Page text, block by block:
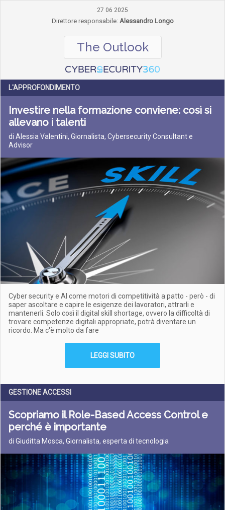
27 06 2025
Direttore responsabile: Alessandro Longo
The Outlook
L'APPROFONDIMENTO
Investire nella formazione conviene: così si
allevano i talenti
di Alessia Valentini, Giornalista, Cybersecurity Consultant e
Advisor
Cyber security e AI come motori di competitività a patto - però - di
saper ascoltare e capire le esigenze dei lavoratori, attrarli e
mantenerli. Solo così il digital skill shortage, ovvero la difficoltà di
trovare competenze digitali appropriate, potrà diventare un
ricordo. Ma c'è molto da fare
LEGGI SUBITO
GESTIONE ACCESSI
Scopriamo il Role-Based Access Control e
perché è importante
di Giuditta Mosca, Giornalista, esperta di tecnologia